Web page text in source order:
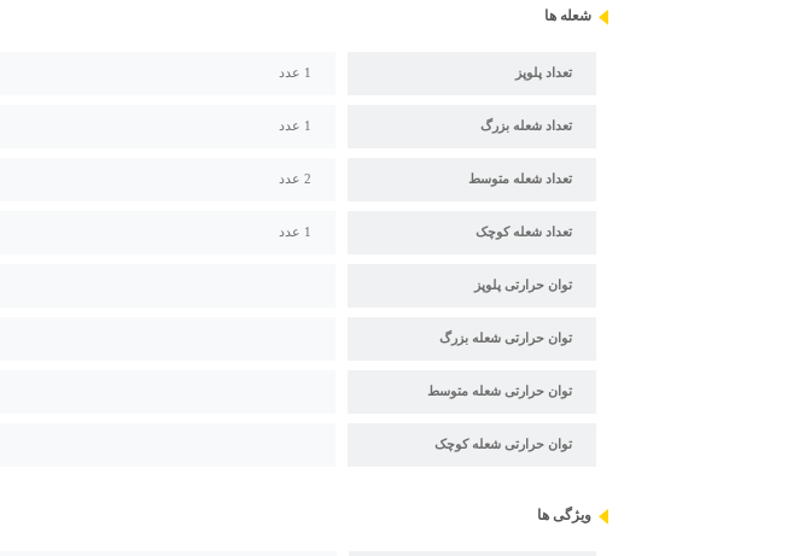
شعله ها
تعداد پلوپز 1 عدد
تعداد شعله بزرگ 1 عدد
تعداد شعله متوسط 2 عدد
تعداد شعله کوچک 1 عدد
توان حرارتی پلوپز
توان حرارتی شعله بزرگ
توان حرارتی شعله متوسط
توان حرارتی شعله کوچک
ویژگی ها